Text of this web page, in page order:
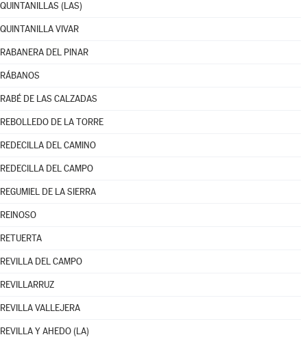
QUINTANILLAS (LAS)
QUINTANILLA VIVAR
RABANERA DEL PINAR
RÁBANOS
RABÉ DE LAS CALZADAS
REBOLLEDO DE LA TORRE
REDECILLA DEL CAMINO
REDECILLA DEL CAMPO
REGUMIEL DE LA SIERRA
REINOSO
RETUERTA
REVILLA DEL CAMPO
REVILLARRUZ
REVILLA VALLEJERA
REVILLA Y AHEDO (LA)